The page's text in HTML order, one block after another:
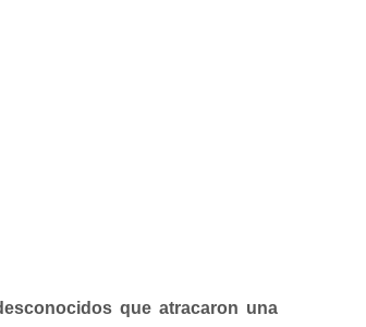
que atracaron una